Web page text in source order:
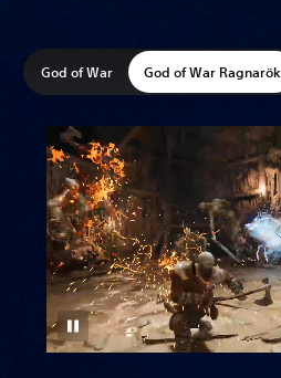
God of War God of War Ragnarök